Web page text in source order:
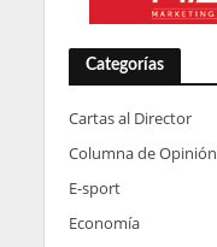
Categorías
Cartas al Director
Columna de Opinión
E-sport
Economía